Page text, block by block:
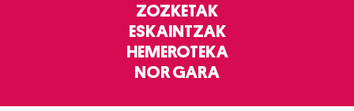
ZOZKETAK
ESKAINTZAK
HEMEROTEKA
NOR GARA